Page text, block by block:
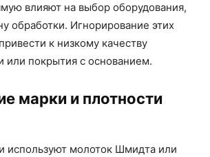
влияют на выбор оборудования,
обработки. Игнорирование этих
к низкому качеству
или покрытия с основанием.
марки и плотности
используют молоток Шмидта или